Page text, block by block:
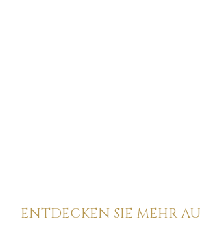
ENTDECKEN SIE MEHR